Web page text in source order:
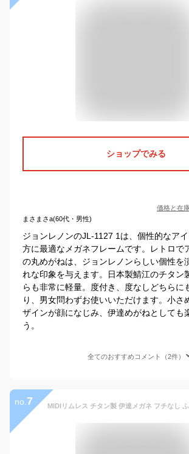
ショップでみる
価格と在
まさまさa(60代・男性)
ジョンレノンのJL-1127 1は、個性的なア
方に最適なメガネフレームです。レトロで
の丸めがねは、ジョンレノンらしい個性を
れな印象を与えます。日本製鯖江のチタン
らも非常に軽量。度付き、度なしどちらに
り、男女問わずお使いいただけます。小さ
ザインが顔になじみ、伊達めがねとしても
う。
全てのおすすめコメント（2件）
no. 7